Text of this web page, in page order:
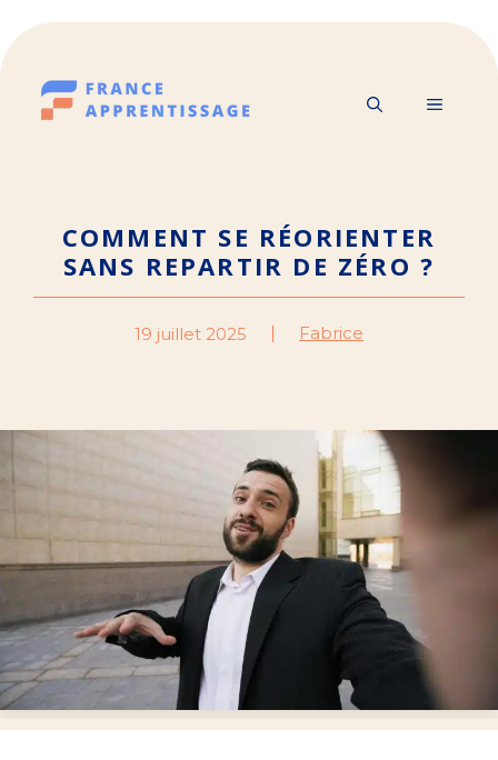
Aller
au
contenu
MENU
COMMENT SE RÉORIENTER
SANS REPARTIR DE ZÉRO ?
19 juillet 2025 Fabrice